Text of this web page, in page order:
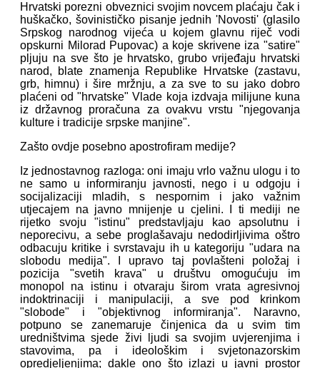
Hrvatski porezni obveznici svojim novcem plaćaju čak i
huškačko, šovinističko pisanje jednih 'Novosti' (glasilo
Srpskog narodnog vijeća u kojem glavnu riječ vodi
opskurni Milorad Pupovac) a koje skrivene iza "satire"
pljuju na sve što je hrvatsko, grubo vrijeđaju hrvatski
narod, blate znamenja Republike Hrvatske (zastavu,
grb, himnu) i šire mržnju, a za sve to su jako dobro
plaćeni od "hrvatske" Vlade koja izdvaja milijune kuna
iz državnog proračuna za ovakvu vrstu "njegovanja
kulture i tradicije srpske manjine".
Zašto ovdje posebno apostrofiram medije?
Iz jednostavnog razloga: oni imaju vrlo važnu ulogu i to
ne samo u informiranju javnosti, nego i u odgoju i
socijalizaciji mladih, s nespornim i jako važnim
utjecajem na javno mnijenje u cjelini. I ti mediji ne
rijetko svoju "istinu" predstavljaju kao apsolutnu i
neporecivu, a sebe proglašavaju nedodirljivima oštro
odbacuju kritike i svrstavaju ih u kategoriju "udara na
slobodu medija". I upravo taj povlašteni položaj i
pozicija "svetih krava" u društvu omogućuju im
monopol na istinu i otvaraju širom vrata agresivnoj
indoktrinaciji i manipulaciji, a sve pod krinkom
"slobode" i "objektivnog informiranja". Naravno,
potpuno se zanemaruje činjenica da u svim tim
uredništvima sjede živi ljudi sa svojim uvjerenjima i
stavovima, pa i ideološkim i svjetonazorskim
opredjeljenjima; dakle ono što izlazi u javni prostor